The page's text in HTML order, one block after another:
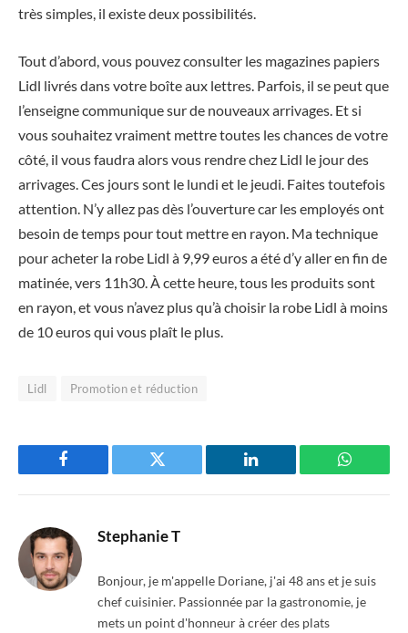
très simples, il existe deux possibilités.
Tout d’abord, vous pouvez consulter les magazines papiers
Lidl livrés dans votre boîte aux lettres. Parfois, il se peut que
l’enseigne communique sur de nouveaux arrivages. Et si
vous souhaitez vraiment mettre toutes les chances de votre
côté, il vous faudra alors vous rendre chez Lidl le jour des
arrivages. Ces jours sont le lundi et le jeudi. Faites toutefois
attention. N’y allez pas dès l’ouverture car les employés ont
besoin de temps pour tout mettre en rayon. Ma technique
pour acheter la robe Lidl à 9,99 euros a été d’y aller en fin de
matinée, vers 11h30. À cette heure, tous les produits sont
en rayon, et vous n’avez plus qu’à choisir la robe Lidl à moins
de 10 euros qui vous plaît le plus.
Lidl Promotion et réduction
Facebook Twitter LinkedIn
Stephanie T
Bonjour, je m'appelle Doriane, j'ai 48 ans et je suis
chef cuisinier. Passionnée par la gastronomie, je
mets un point d'honneur à créer des plats